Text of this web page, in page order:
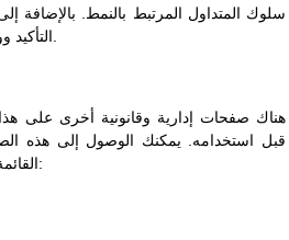
سلوك المتداول المرتبط بالنمط. بالإضافة
هناك صفحات إدارية وقانونية أخرى على
قبل استخدامه. يمكنك الوصول إلى هذه
القائمة في الأسفل. هذه الصفحات هي: